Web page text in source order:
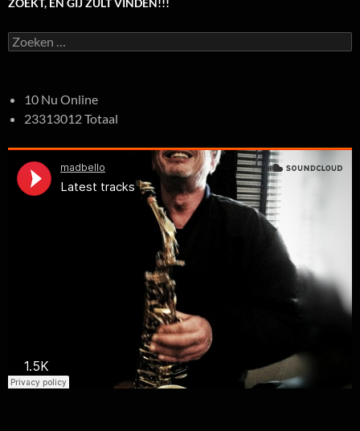
ZOEKT, EN GIJ ZULT VINDEN!!!
Zoeken
naar:
10 Nu Online
23313012 Totaal